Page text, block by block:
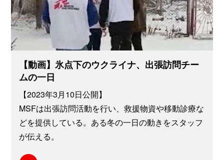
【動画】氷点下のウクライナ、出張訪問チー
ムの一日
【2023年3月10日公開】
MSFは出張訪問活動を行い、救援物資や移動診療な
どを提供している。ある冬の一日の動きをスタッフ
が伝える。